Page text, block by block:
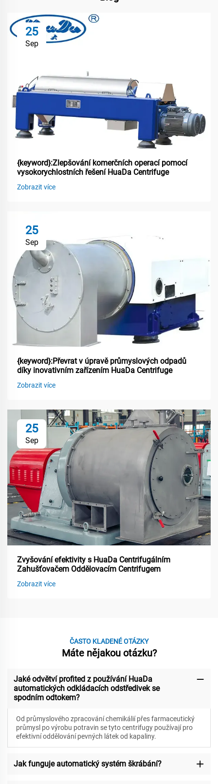
25
Sep
{keyword}:Zlepšování komerčních operací pomocí
vysokorychlostních řešení HuaDa Centrifuge
Zobrazit více
25
Sep
{keyword}:Převrat v úpravě průmyslových odpadů
díky inovativním zařízením HuaDa Centrifuge
Zobrazit více
25
Sep
Zvyšování efektivity s HuaDa Centrifugálním
Zahušťovačem Oddělovacím Centrifugem
Zobrazit více
ČASTO KLADENÉ OTÁZKY
Máte nějakou otázku?
Jaké odvětví profited z používání HuaDa
automatických odkládacích odstředivek se
spodním odtokem?
Od průmyslového zpracování chemikálií přes farmaceutický
průmysl po výrobu potravin se tyto centrifugy používají pro
efektivní oddělování pevných látek od kapaliny.
Jak funguje automatický systém škrábání?